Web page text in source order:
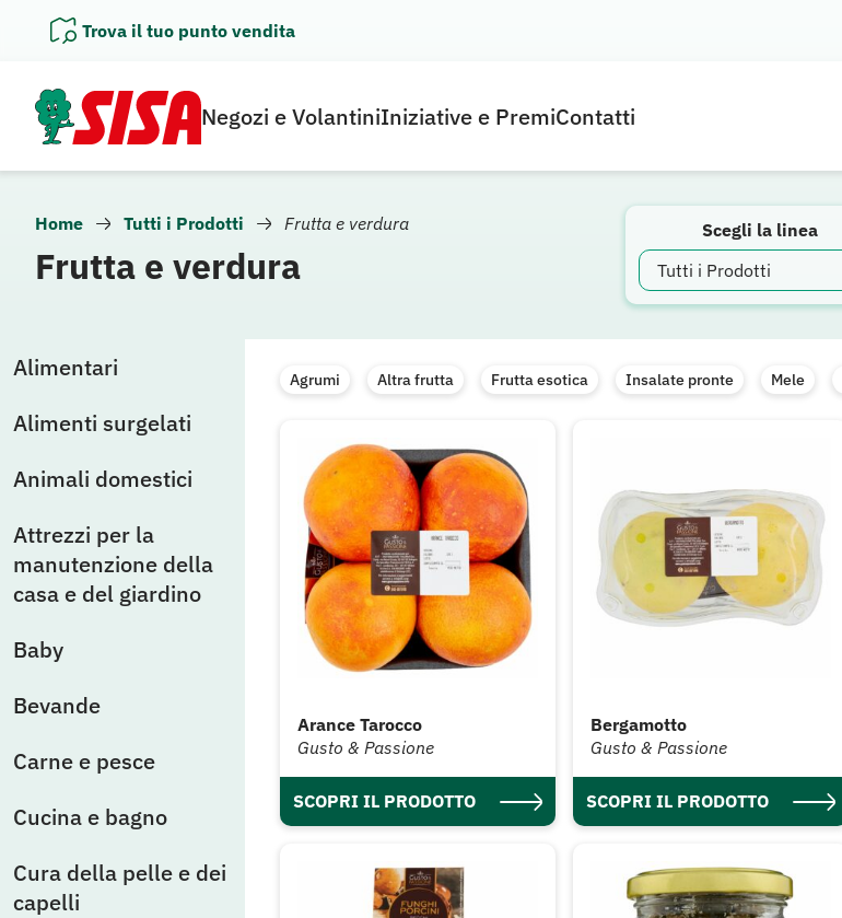
Trova il tuo punto vendita
Negozi e VolantiniIniziative e PremiContatti
Home Tutti i Prodotti Frutta e verdura
Frutta e verdura
Scegli la linea
Alimentari
Alimenti surgelati
Animali domestici
Attrezzi per la
manutenzione della
casa e del giardino
Baby
Bevande
Carne e pesce
Cucina e bagno
Cura della pelle e dei
capelli
Agrumi Altra frutta Frutta esotica Insalate pronte Mele
Arance Tarocco
Gusto & Passione
SCOPRI IL PRODOTTO
Bergamotto
Gusto & Passione
SCOPRI IL PRODOTTO